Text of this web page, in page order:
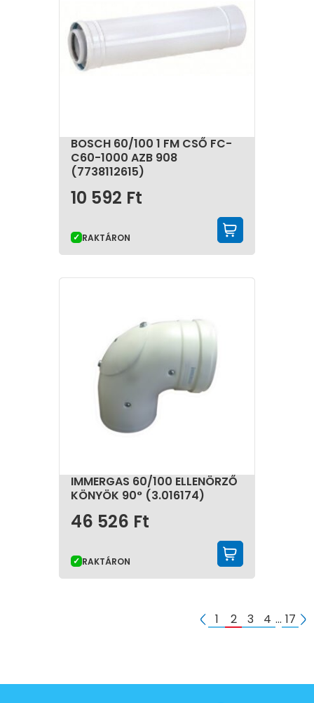
BOSCH 60/100 1 FM CSŐ FC-
C60-1000 AZB 908
(7738112615)
10 592 Ft
RAKTÁRON
IMMERGAS 60/100 ELLENÖRZŐ
KÖNYÖK 90° (3.016174)
46 526 Ft
RAKTÁRON
1 2 3 4 … 17